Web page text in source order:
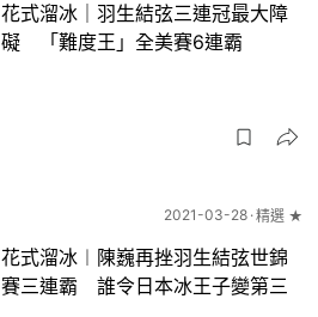
花式溜冰｜羽生結弦三連冠最大障
礙 「難度王」全美賽6連霸
2021-03-28 精選 ★
花式溜冰︱陳巍再挫羽生結弦世錦
賽三連霸 誰令日本冰王子變第三